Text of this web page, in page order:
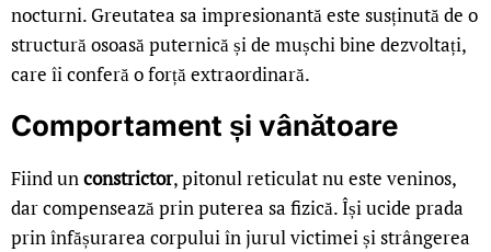
nocturni. Greutatea sa impresionantă este susținută de o
structură osoasă puternică și de mușchi bine dezvoltați,
care îi conferă o forță extraordinară.
Comportament și vânătoare
Fiind unconstrictor, pitonul reticulat nu este veninos,
dar compensează prin puterea sa fizică. Își ucide prada
prin înfășurarea corpului în jurul victimei și strângerea